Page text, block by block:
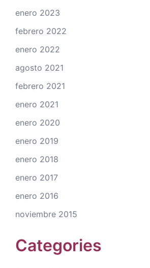
enero 2023
febrero 2022
enero 2022
agosto 2021
febrero 2021
enero 2021
enero 2020
enero 2019
enero 2018
enero 2017
enero 2016
noviembre 2015
Categories